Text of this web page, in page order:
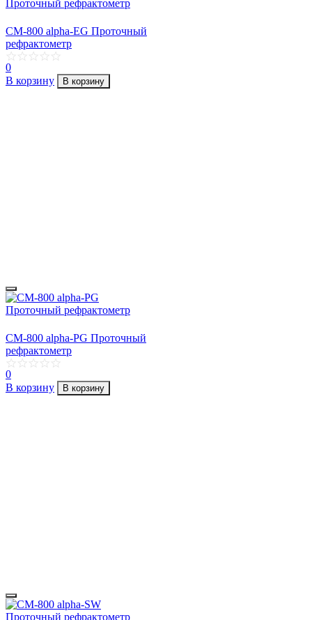
CM-800 alpha-EG Проточный
рефрактометр
0
В корзину
В корзину
CM-800 alpha-PG Проточный
рефрактометр
0
В корзину
В корзину